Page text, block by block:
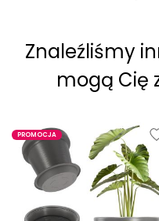
Znaleźliśmy
mogą Cię
PROMOCJA